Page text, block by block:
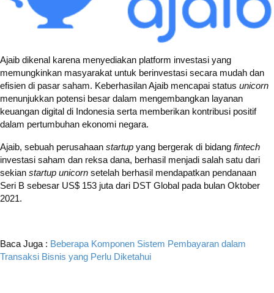
Ajaib dikenal karena menyediakan platform investasi yang
memungkinkan masyarakat untuk berinvestasi secara mudah dan
efisien di pasar saham. Keberhasilan Ajaib mencapai status unicorn
menunjukkan potensi besar dalam mengembangkan layanan
keuangan digital di Indonesia serta memberikan kontribusi positif
dalam pertumbuhan ekonomi negara.
Ajaib, sebuah perusahaan startup yang bergerak di bidang fintech
investasi saham dan reksa dana, berhasil menjadi salah satu dari
sekian startup unicorn setelah berhasil mendapatkan pendanaan
Seri B sebesar US$ 153 juta dari DST Global pada bulan Oktober
2021.
Baca Juga : Beberapa Komponen Sistem Pembayaran dalam
Transaksi Bisnis yang Perlu Diketahui